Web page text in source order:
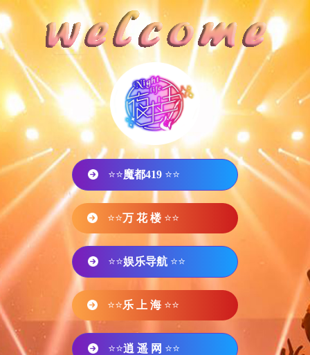
⭐⭐魔都419 ⭐⭐
⭐⭐万 花 楼 ⭐⭐
⭐⭐娱乐导航 ⭐⭐
⭐⭐乐 上 海 ⭐⭐
⭐⭐逍 遥 网 ⭐⭐